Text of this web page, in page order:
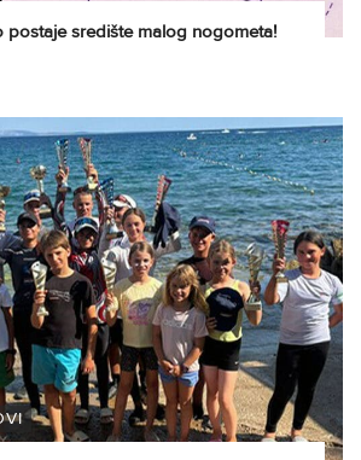
postaje središte malog nogometa!